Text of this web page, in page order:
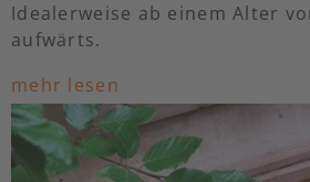
Idealerweise ab einem Alter
aufwärts.
Die Kosten betragen bei max.
187€. Jeder zusätzlicher
Hygienekopftuch. Erwachsene
Begleitpersonen bezahlen nur
mehr lesen